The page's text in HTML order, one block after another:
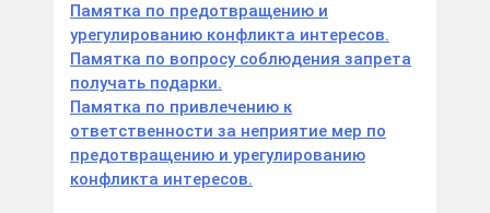
Памятка по предотвращению и
урегулированию конфликта интересов.
Памятка по вопросу соблюдения запрета
получать подарки.
Памятка по привлечению к
ответственности за неприятие мер по
предотвращению и урегулированию
конфликта интересов.